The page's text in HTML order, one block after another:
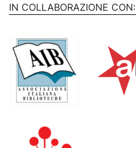
IN COLLABORAZIONE CON: